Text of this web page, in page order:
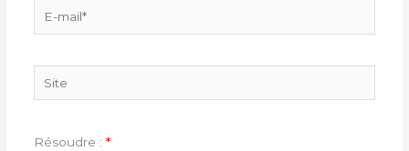
E-
mail*
Site
Résoudre : *